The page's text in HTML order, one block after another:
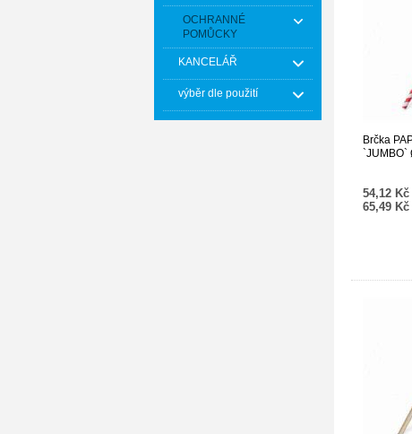
OCHRANNÉ
POMŮCKY
KANCELÁŘ
výběr dle použití
Brčka
`JUMBO`
54,12 Kč
65,49 Kč